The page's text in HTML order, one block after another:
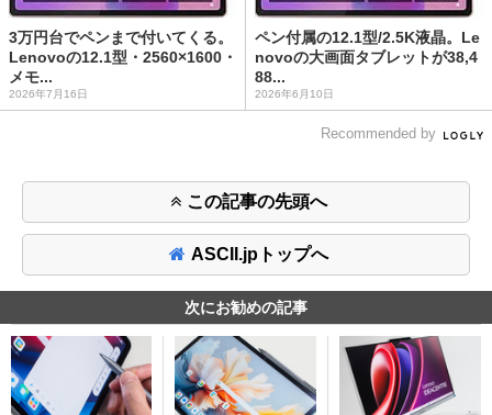
3万円台でペンまで付いてくる。
Lenovoの12.1型・2560×1600・
メモ...
2026年7月16日
ペン付属の12.1型/2.5K液晶。Le
novoの大画面タブレットが38,4
88...
2026年6月10日
Recommended by
この記事の先頭へ
ASCII.jpトップへ
次にお勧めの記事